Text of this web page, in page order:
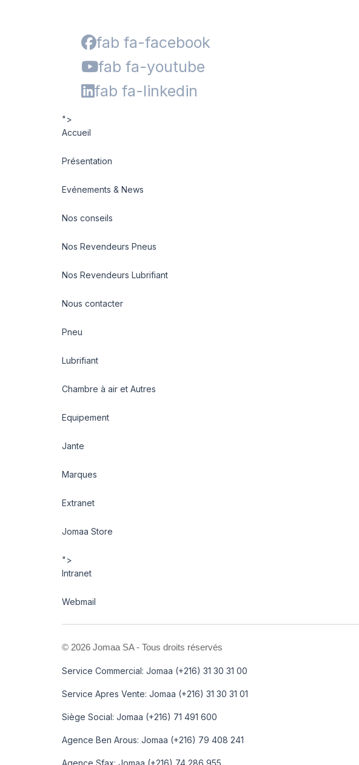
fab fa-facebook
fab fa-youtube
fab fa-linkedin
">
Accueil
Présentation
Evénements & News
Nos conseils
Nos Revendeurs Pneus
Nos Revendeurs Lubrifiant
Nous contacter
Pneu
Lubrifiant
Chambre à air et Autres
Equipement
Jante
Marques
Extranet
Jomaa Store
">
Intranet
Webmail
© 2026 Jomaa SA - Tous droits réservés
Service Commercial: Jomaa (+216) 31 30 31 00
Service Apres Vente: Jomaa (+216) 31 30 31 01
Siège Social: Jomaa (+216) 71 491 600
Agence Ben Arous: Jomaa (+216) 79 408 241
Agence Sfax: Jomaa (+216) 74 286 955